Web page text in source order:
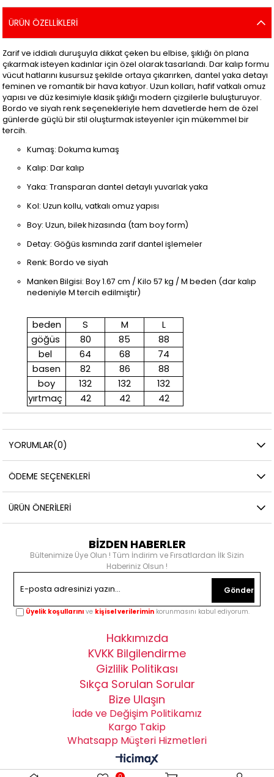
ÜRÜN ÖZELLIKLERI
Zarif ve iddialı duruşuyla dikkat çeken bu elbise, şıklığı ön plana
çıkarmak isteyen kadınlar için özel olarak tasarlandı. Dar kalıp formu
vücut hatlarını kusursuz şekilde ortaya çıkarırken, dantel yaka detayı
feminen ve romantik bir hava katıyor. Uzun kolları, hafif vatkalı omuz
yapısı ve düz kesimiyle klasik şıklığı modern çizgilerle buluşturuyor.
Bordo ve siyah renk seçenekleriyle hem davetlerde hem de özel
günlerde güçlü bir stil oluşturmak isteyenler için mükemmel bir
tercih.
Kumaş: Dokuma kumaş
Kalıp: Dar kalıp
Yaka: Transparan dantel detaylı yuvarlak yaka
Kol: Uzun kollu, vatkalı omuz yapısı
Boy: Uzun, bilek hizasında (tam boy form)
Detay: Göğüs kısmında zarif dantel işlemeler
Renk: Bordo ve siyah
Manken Bilgisi: Boy 1.67 cm / Kilo 57 kg / M beden (dar kalıp
nedeniyle M tercih edilmiştir)
beden S M
L
göğüs
80 85
88
bel
64 68
74
basen
82 86
88
boy
132 132
132
yırtmaç
42 42 42
YORUMLAR(0)
ÖDEME SEÇENEKLERI
ÜRÜN ÖNERILERI
BİZDEN HABERLER
Bültenimize Üye Olun ! Tüm İndirim ve Fırsatlardan İlk Sizin
Haberiniz Olsun !
Gönder
Üyelik koşullarını ve kişisel verilerimin korunmasını kabul ediyorum.
Hakkımızda
KVKK Bilgilendirme
Gizlilik Politikası
Sıkça Sorulan Sorular
Bize Ulaşın
İade ve Değişim Politikamız
Kargo Takip
Whatsapp Müşteri Hizmetleri